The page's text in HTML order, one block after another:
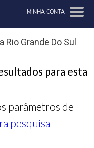
MINHA CONTA
Grande Do Sul
para esta
parâmetros de
pesquisa